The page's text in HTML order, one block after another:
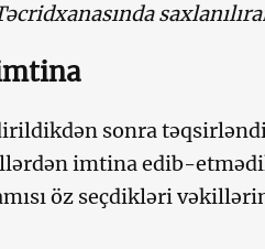
sonra
imtina edib-
öz seçdikləri